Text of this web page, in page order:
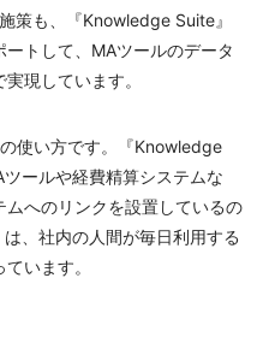
策も、『Knowledge Suite』
トして、MAツールのデータ
現しています。
使い方です。『Knowledge
ールや経費精算システムな
へのリンクを設置しているの
、社内の人間が毎日利用する
います。